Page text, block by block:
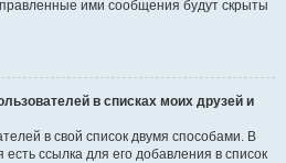
ими сообщения будут скрыты
в списках моих друзей и
в свой список двумя способами. В
ссылка для его добавления в список